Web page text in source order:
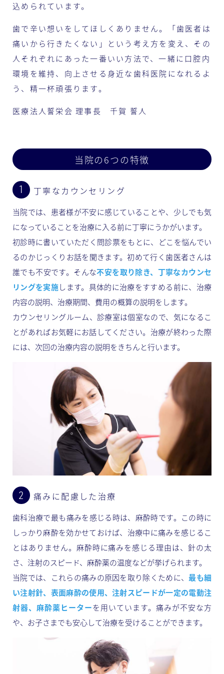
込められています。
歯で辛い想いをしてほしくありません。「歯医者は
痛いから行きたくない」という考え方を変え、その
人それぞれにあった一番いい方法で、一緒に口腔内
環境を維持、向上させる身近な歯科医院になれるよ
う、精一杯頑張ります。
医療法人誓栄会 理事長 千賀 誓人
当院の6つの特徴
丁寧なカウンセリング
当院では、患者様が不安に感じていることや、少しでも気
になっていることを治療に入る前に丁寧にうかがいます。
初診時に書いていただく問診票をもとに、どこを悩んでい
るのかじっくりお話を聞きます。初めて行く歯医者さんは
誰でも不安です。そんな不安を取り除き、丁寧なカウンセ
リングを実施します。具体的に治療をすすめる前に、治療
内容の説明、治療期間、費用の概算の説明をします。
カウンセリングルーム、診療室は個室なので、気になるこ
とがあればお気軽にお話してください。治療が終わった際
には、次回の治療内容の説明をきちんと行います。
痛みに配慮した治療
歯科治療で最も痛みを感じる時は、麻酔時です。この時に
しっかり麻酔を効かせておけば、治療中に痛みを感じるこ
とはありません。麻酔時に痛みを感じる理由は、針の太
さ、注射のスピード、麻酔薬の温度などが挙げられます。
当院では、これらの痛みの原因を取り除くために、最も細
い注射針、表面麻酔の使用、注射スピードが一定の電動注
射器、麻酔薬ヒーターを用いています。痛みが不安な方
や、お子さまでも安心して治療を受けることができます。